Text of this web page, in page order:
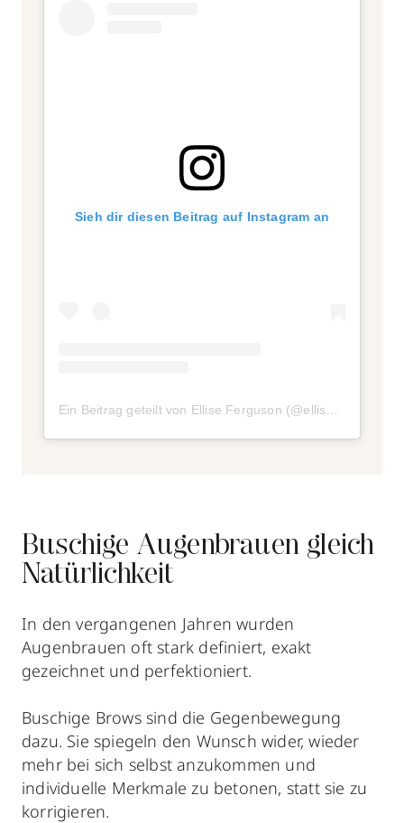
Sieh dir diesen Beitrag auf Instagram an
Buschige Augenbrauen gleich
Natürlichkeit
In den vergangenen Jahren wurden
Augenbrauen oft stark definiert, exakt
gezeichnet und perfektioniert.
Buschige Brows sind die Gegenbewegung
dazu. Sie spiegeln den Wunsch wider, wieder
mehr bei sich selbst anzukommen und
individuelle Merkmale zu betonen, statt sie zu
korrigieren.